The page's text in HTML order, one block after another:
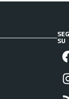
SU